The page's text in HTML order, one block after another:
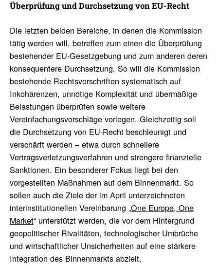
Überprü­fung und Durch­set­zung von EU-Recht
Die letzten beiden Bereiche, in denen die Kommission
tätig werden will, betreffen zum einen die Überprüfung
bestehender EU-Gesetzgebung und zum anderen deren
konsequentere Durchsetzung. So will die Kommission
bestehende Rechtsvorschriften systematisch auf
Inkohärenzen, unnötige Komplexität und übermäßige
Belastungen überprüfen sowie weitere
Vereinfachungsvorschläge vorlegen. Gleichzeitig soll
die Durchsetzung von EU-Recht beschleunigt und
verschärft werden – etwa durch schnellere
Vertragsverletzungsverfahren und strengere finanzielle
Sanktionen. Ein besonderer Fokus liegt bei den
vorgestellten Maßnahmen auf dem Binnenmarkt. So
sollen auch die Ziele der im April unterzeichneten
interinstitutionellen Vereinbarung „One Europe, One
Market“ unterstützt werden, die vor dem Hintergrund
geopolitischer Rivalitäten, technologischer Umbrüche
und wirtschaftlicher Unsicherheiten auf eine stärkere
Integration des Binnenmarkts abzielt.